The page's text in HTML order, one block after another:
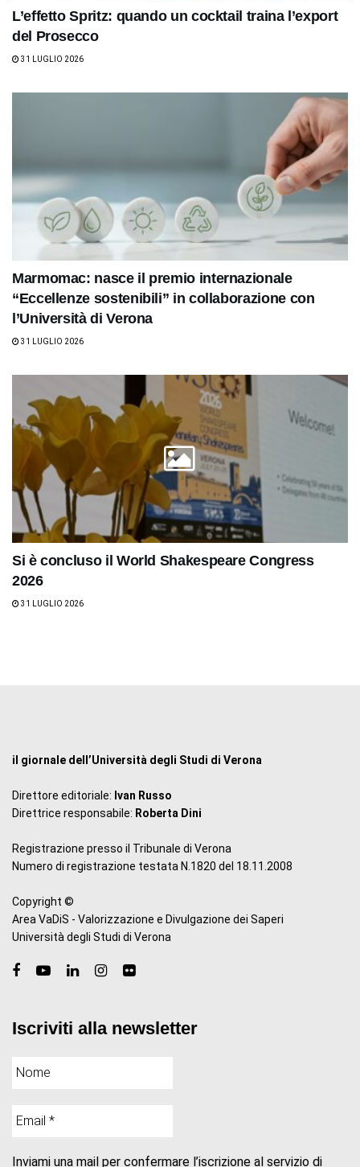
L’effetto Spritz: quando un cocktail traina l’export
del Prosecco
31 LUGLIO 2026
Marmomac: nasce il premio internazionale
“Eccellenze sostenibili” in collaborazione con
l’Università di Verona
31 LUGLIO 2026
Si è concluso il World Shakespeare Congress
2026
31 LUGLIO 2026
il giornale dell’Università degli Studi di Verona
Direttore editoriale: Ivan Russo
Direttrice responsabile: Roberta Dini
Registrazione presso il Tribunale di Verona
Numero di registrazione testata N.1820 del 18.11.2008
Copyright ©
Area VaDiS - Valorizzazione e Divulgazione dei Saperi
Università degli Studi di Verona
Iscriviti alla newsletter
Inviami una mail per confermare l’iscrizione al servizio di